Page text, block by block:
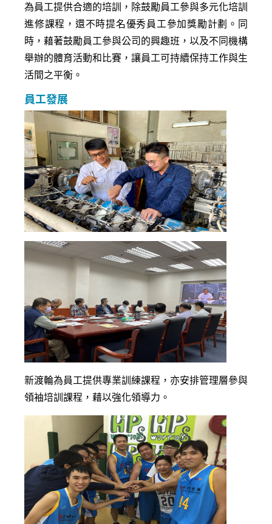
為員工提供合適的培訓，除鼓勵員工參與多元化培訓
進修課程，還不時提名優秀員工參加獎勵計劃。同
時，藉著鼓勵員工參與公司的興趣班，以及不同機構
舉辦的體育活動和比賽，讓員工可持續保持工作與生
活間之平衡。
員工發展
新渡輪為員工提供專業訓練課程，亦安排管理層參與
領袖培訓課程，藉以強化領導力。